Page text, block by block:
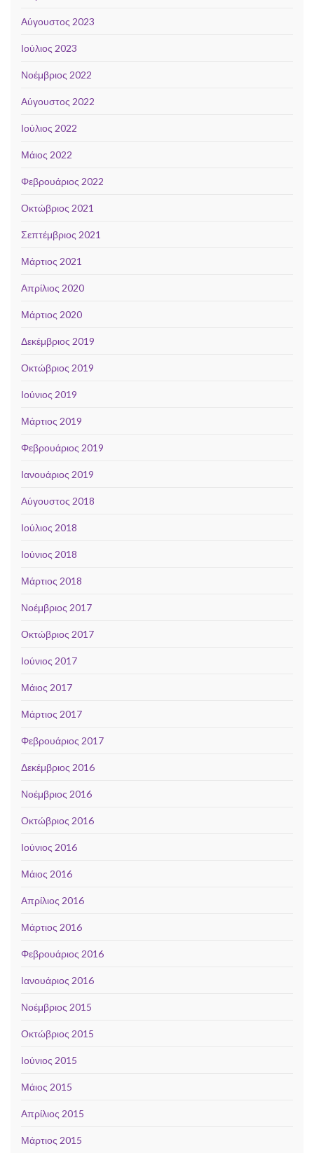
Αύγουστος 2023
Ιούλιος 2023
Νοέμβριος 2022
Αύγουστος 2022
Ιούλιος 2022
Μάιος 2022
Φεβρουάριος 2022
Οκτώβριος 2021
Σεπτέμβριος 2021
Μάρτιος 2021
Απρίλιος 2020
Μάρτιος 2020
Δεκέμβριος 2019
Οκτώβριος 2019
Ιούνιος 2019
Μάρτιος 2019
Φεβρουάριος 2019
Ιανουάριος 2019
Αύγουστος 2018
Ιούλιος 2018
Ιούνιος 2018
Μάρτιος 2018
Νοέμβριος 2017
Οκτώβριος 2017
Ιούνιος 2017
Μάιος 2017
Μάρτιος 2017
Φεβρουάριος 2017
Δεκέμβριος 2016
Νοέμβριος 2016
Οκτώβριος 2016
Ιούνιος 2016
Μάιος 2016
Απρίλιος 2016
Μάρτιος 2016
Φεβρουάριος 2016
Ιανουάριος 2016
Νοέμβριος 2015
Οκτώβριος 2015
Ιούνιος 2015
Μάιος 2015
Απρίλιος 2015
Μάρτιος 2015